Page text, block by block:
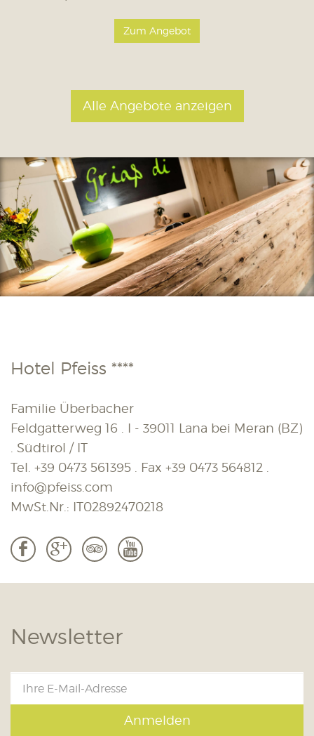
Zum Angebot
Alle Angebote anzeigen
Hotel Pfeiss ****
Familie Überbacher
Feldgatterweg 16 . I - 39011 Lana bei Meran (BZ)
. Südtirol / IT
Tel. +39 0473 561395 . Fax +39 0473 564812 .
info@pfeiss.com
MwSt.Nr.: IT02892470218
b c 3 r
Newsletter
Anmelden